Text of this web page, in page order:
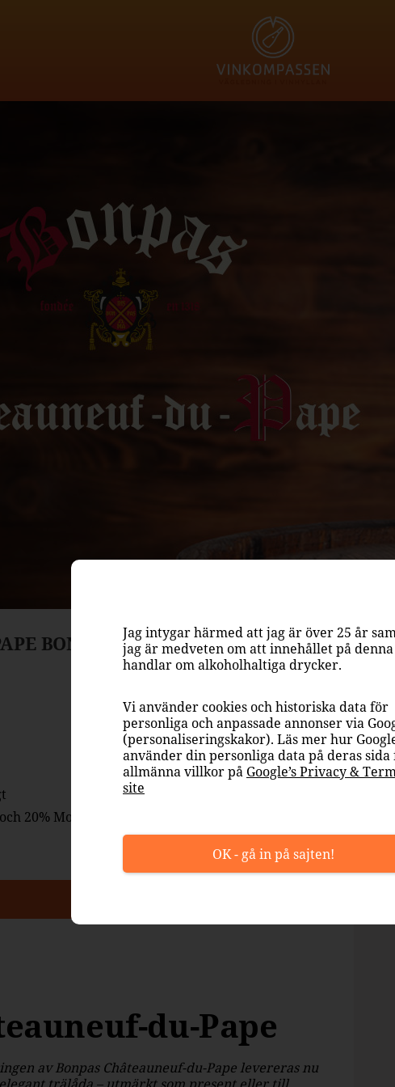
BONPAS
20% Mourvèdre
du-Pape
av Bonpas Châteauneuf-du-Pape levereras nu
Jag intygar härmed att jag är över 25 år
jag är medveten om att innehållet på
handlar om alkoholhaltiga drycker.
Vi använder cookies och historiska data för
personliga och anpassade annonser via
(personaliseringskakor). Läs mer hur
använder din personliga data på deras sida
allmänna villkor på Google’s Privacy &
site
OK - gå in på sajten!